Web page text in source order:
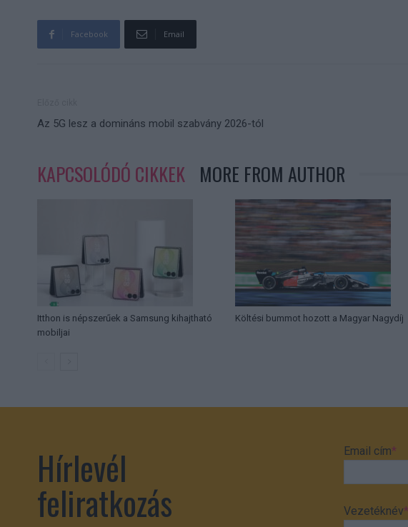
Facebook Email
Az 5G lesz a domináns mobil szabvány 2026-tól
KAPCSOLÓDÓ CIKKEK MORE FROM AUTHOR
Itthon is népszerűek a Samsung kihajtható
mobiljai
Költési bummot hozott a Magyar Nagydíj
Hírlevél
feliratkozás
Email cím*
Vezetéknév*